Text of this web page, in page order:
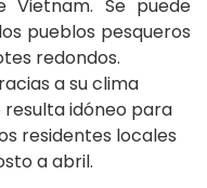
Vietnam. Se puede
pueblos pesqueros
redondos.
a su clima
resulta idóneo para
residentes locales
a abril.